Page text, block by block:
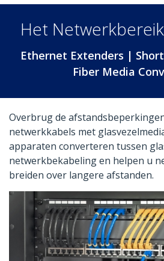
Het
Ethernet Extenders |
Fiber Media
Overbrug de
netwerkkabels met
apparaten converteren tussen
netwerkbekabeling en helpen u
breiden over langere afstanden.